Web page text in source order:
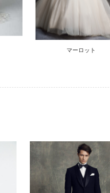
マーロット